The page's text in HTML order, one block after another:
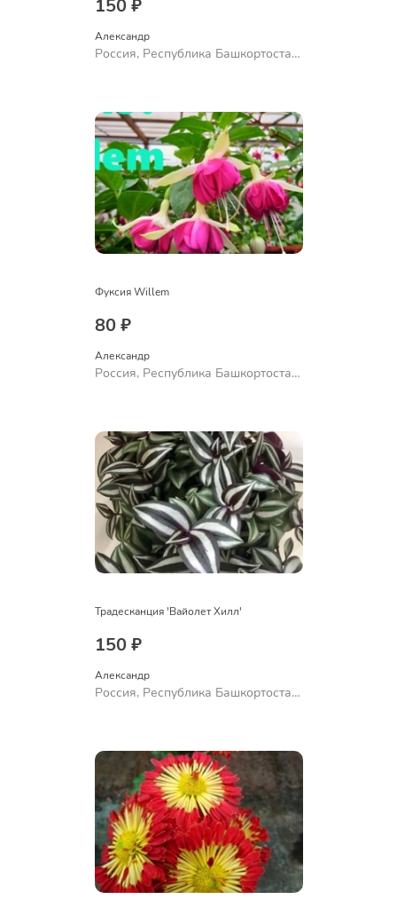
150 ₽
Александр
Россия, Республика Башкортостан,
Фуксия Willem
80 ₽
Александр
Россия, Республика Башкортостан,
Традесканция 'Вайолет Хилл'
150 ₽
Александр
Россия, Республика Башкортостан,